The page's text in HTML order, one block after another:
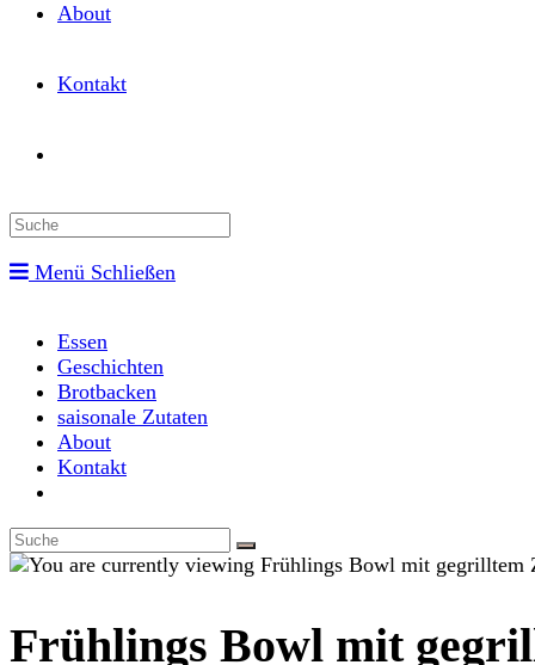
About
Kontakt
website
Menü Schließen
Essen
Geschichten
Brotbacken
saisonale Zutaten
About
Kontakt
search
Frühlings Bowl mit